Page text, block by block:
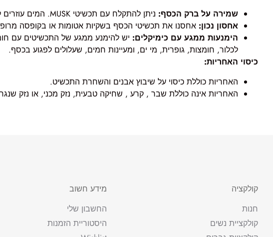
שמירה על ברק הכסף: ניתן להתקלח עם תכשיטי MUSK. המים עוזרים לנקות את הכסף ומונעים את התחמצנותו והשחרתו כתוצאה מחשיפה לאוויר.
אחסון נכון: אחסנו את תכשיטי הכסף בשקיות אטומות או בקופסה
הימנעות ממגע עם כימיקלים: יש להימנע ממגע של התכשיטים עם
לכלור, חומצות, גופרית, מי ים, ומעיינות חמים, שעלולים לפגוע בכסף.
כיסוי האחריות:
האחריות כוללת כיסוי על שיבוץ אבנים והשחרת התכשיט.
האחריות אינה כוללת שבר , קרע , שחיקה טבעית, נזק מכני, או נזק
קולקציה
חנות
קולקציית נשים
מידע חשוב
החשבון שלי
היסטוריית הזמנות